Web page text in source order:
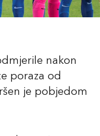
nakon
poraza od
je pobjedom